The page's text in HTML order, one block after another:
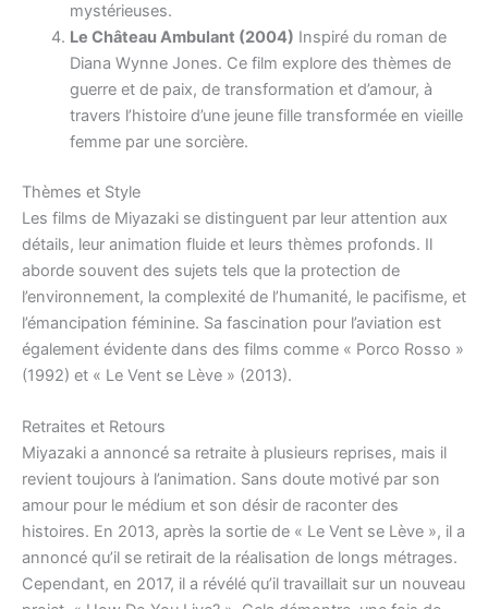
mystérieuses.
Le Château Ambulant (2004) Inspiré du roman de
Diana Wynne Jones. Ce film explore des thèmes de
guerre et de paix, de transformation et d’amour, à
travers l’histoire d’une jeune fille transformée en vieille
femme par une sorcière.
Thèmes et Style
Les films de Miyazaki se distinguent par leur attention aux
détails, leur animation fluide et leurs thèmes profonds. Il
aborde souvent des sujets tels que la protection de
l’environnement, la complexité de l’humanité, le pacifisme, et
l’émancipation féminine. Sa fascination pour l’aviation est
également évidente dans des films comme « Porco Rosso »
(1992) et « Le Vent se Lève » (2013).
Retraites et Retours
Miyazaki a annoncé sa retraite à plusieurs reprises, mais il
revient toujours à l’animation. Sans doute motivé par son
amour pour le médium et son désir de raconter des
histoires. En 2013, après la sortie de « Le Vent se Lève », il a
annoncé qu’il se retirait de la réalisation de longs métrages.
Cependant, en 2017, il a révélé qu’il travaillait sur un nouveau